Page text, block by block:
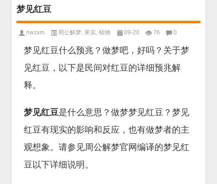
梦见红豆
nwzxm 周公解梦, 果实, 植物 09-20 76 0
梦见红豆什么预兆？做梦吧，好吗？关于梦
见红豆，以下是民间对红豆的详细预兆解
释。
梦见红豆是什么意思？做梦梦见红豆？梦见
红豆有现实的影响和反应，也有做梦者的主
观想象。请参见周公解梦官网编译的梦见红
豆以下详细说明。